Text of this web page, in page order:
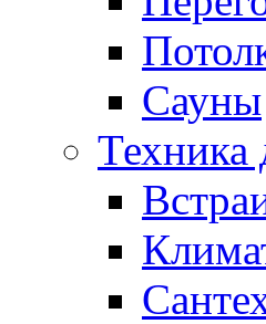
Сауны
Техника